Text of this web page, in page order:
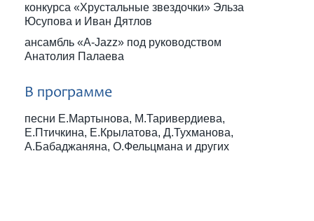
конкурса «Хрустальные звездочки» Эльза
Юсупова и Иван Дятлов
ансамбль «A-Jazz» под руководством
Анатолия Палаева
В программе
песни Е.Мартынова, М.Таривердиева,
Е.Птичкина, Е.Крылатова, Д.Тухманова,
А.Бабаджаняна, О.Фельцмана и других